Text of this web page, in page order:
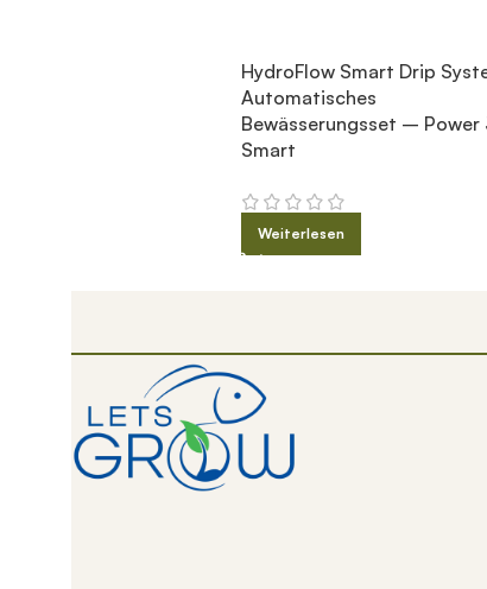
HydroFlow Smart Drip
Automatisches
Bewässerungsset – Power
Smart
Weiterlesen